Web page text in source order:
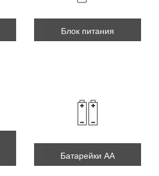
Блок питания
Батарейки АА